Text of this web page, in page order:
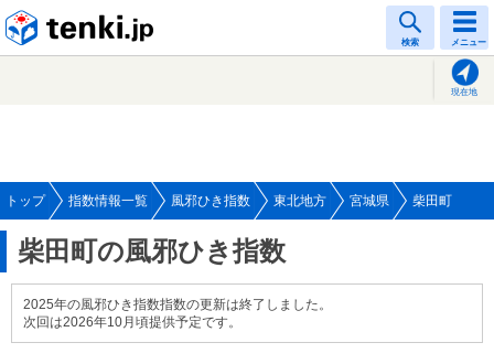
検索 メニュー
現在地
トップ 指数情報一覧 風邪ひき指数 東北地方 宮城県 柴田町
柴田町の風邪ひき指数
2025年の風邪ひき指数指数の更新は終了しました。
次回は2026年10月頃提供予定です。